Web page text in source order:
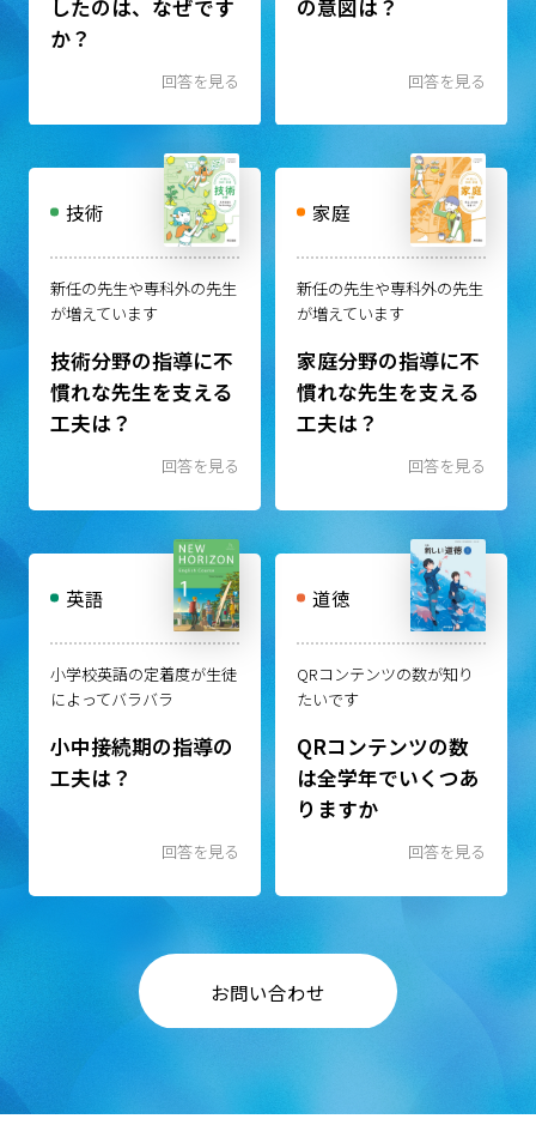
したのは、なぜです
か？
回答を見る
の意図は？
回答を見る
技術
新任の先生や専科外の先生
が増えています
技術分野の指導に不
慣れな先生を支える
工夫は？
回答を見る
家庭
新任の先生や専科外の先生
が増えています
家庭分野の指導に不
慣れな先生を支える
工夫は？
回答を見る
英語
小学校英語の定着度が生徒
によってバラバラ
小中接続期の指導の
工夫は？
回答を見る
道徳
QRコンテンツの数が知り
たいです
QRコンテンツの数
は全学年でいくつあ
りますか
回答を見る
お問い合わせ